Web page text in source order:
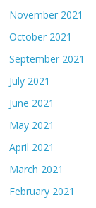
November 2021
October 2021
September 2021
July 2021
June 2021
May 2021
April 2021
March 2021
February 2021